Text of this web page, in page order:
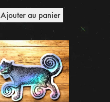
Ajouter au panier